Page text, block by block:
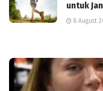
untuk
8 August